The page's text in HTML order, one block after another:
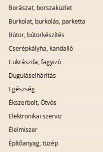
Borászat, borszaküzlet
Burkolat, burkolás, parketta
Bútor, bútorkészítés
Cserépkályha, kandalló
Cukrászda, fagyizó
Duguláselhárítás
Egészség
Ékszerbolt, Ötvös
Elektronikai szerviz
Élelmiszer
Építőanyag, tüzép